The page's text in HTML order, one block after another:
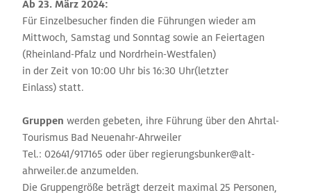
Ab 23. März 2024:
Für Einzelbesucher finden die Führungen wieder am
Mittwoch, Samstag und Sonntag sowie an Feiertagen
(Rheinland-Pfalz und Nordrhein-Westfalen)
in der Zeit von 10:00 Uhr bis 16:30 Uhr(letzter
Einlass) statt.
Gruppen werden gebeten, ihre Führung über den Ahrtal-
Tourismus Bad Neuenahr-Ahrweiler
Tel.: 02641/917165 oder über regierungsbunker@alt-
ahrweiler.de anzumelden.
Die Gruppengröße beträgt derzeit maximal 25 Personen,